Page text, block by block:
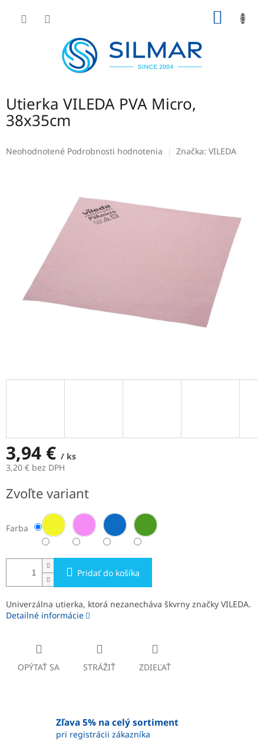
Utierka VILEDA PVA Micro,
38x35cm
Priemerné
Neohodnotené Podrobnosti hodnotenia Značka: VILEDA
3,94 € / ks
3,20 € bez DPH
cena:
Zvoľte variant
Farba
Pridať do košíka
Univerzálna utierka, ktorá nezanecháva škvrny značky VILEDA.
Detailné informácie
OPÝTAŤ SA STRÁŽIŤ ZDIEĽAŤ
Zľava 5% na celý sortiment
pri registrácii zákazníka